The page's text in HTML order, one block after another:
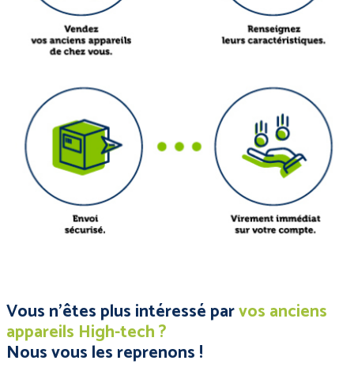
Vous n'êtes plus intéressé parvos anciens
appareils High-tech ?
Nous vous les reprenons !